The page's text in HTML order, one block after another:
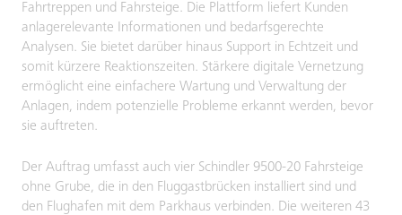
Fahrtreppen und Fahrsteige. Die Plattform liefert Kunden
anlagerelevante Informationen und bedarfsgerechte
Analysen. Sie bietet darüber hinaus Support in Echtzeit und
somit kürzere Reaktionszeiten. Stärkere digitale Vernetzung
ermöglicht eine einfachere Wartung und Verwaltung der
Anlagen, indem potenzielle Probleme erkannt werden, bevor
sie auftreten.
Der Auftrag umfasst auch vier Schindler 9500-20 Fahrsteige
ohne Grube, die in den Fluggastbrücken installiert sind und
den Flughafen mit dem Parkhaus verbinden. Die weiteren 43